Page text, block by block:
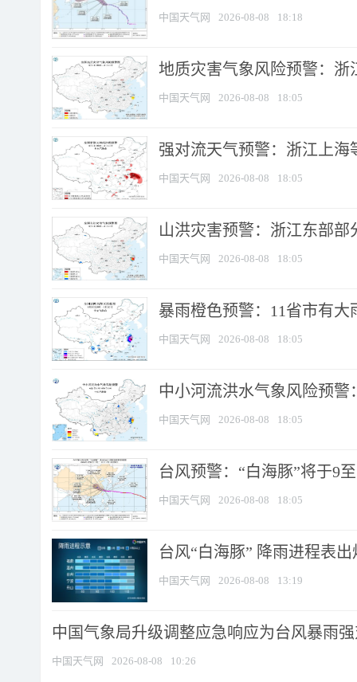
中国天气网 2026-08-08 18:18
地质灾害气象风险预警：
中国天气网 2026-08-08 18:05
强对流天气预警：浙江上海
中国天气网 2026-08-08 18:05
山洪灾害预警：浙江东部
中国天气网 2026-08-08 18:05
暴雨橙色预警：11省市有
中国天气网 2026-08-08 18:05
中小河流洪水气象风险预
中国天气网 2026-08-08 18:05
台风预警：“白海豚”将于9
中国天气网 2026-08-08 18:05
台风“白海豚” 降雨进程表
中国天气网 2026-08-08 13:19
中国气象局升级调整应急响应为台风暴雨
中国天气网 2026-08-08 10:26